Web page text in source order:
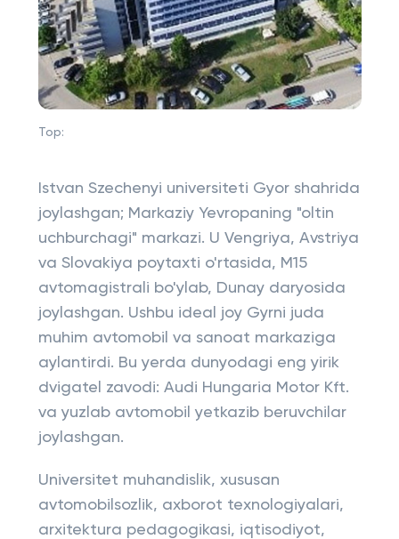
Top:
Istvan Szechenyi universiteti Gyor shahrida
joylashgan; Markaziy Yevropaning "oltin
uchburchagi" markazi. U Vengriya, Avstriya
va Slovakiya poytaxti o'rtasida, M15
avtomagistrali bo'ylab, Dunay daryosida
joylashgan. Ushbu ideal joy Gyrni juda
muhim avtomobil va sanoat markaziga
aylantirdi. Bu yerda dunyodagi eng yirik
dvigatel zavodi: Audi Hungaria Motor Kft.
va yuzlab avtomobil yetkazib beruvchilar
joylashgan.
Universitet muhandislik, xususan
avtomobilsozlik, axborot texnologiyalari,
arxitektura pedagogikasi, iqtisodiyot,